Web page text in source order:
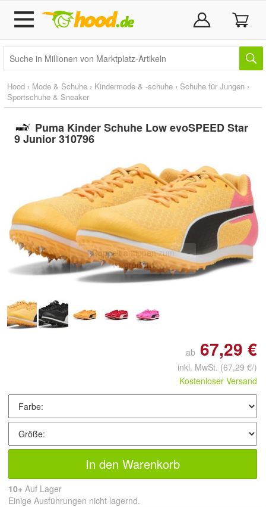
Hood › Mode & Schuhe › Kindermode & -schuhe › Schuhe für Jungen ›
Sportschuhe & Sneaker
Puma Kinder Schuhe Low evoSPEED Star
9 Junior 310796
Doppelt antippen zum
vergrößern
ab 67,29 €
inkl. MwSt. (67,29 €/)
Kostenloser Versand
In den Warenkorb
10+ Auf Lager
Einige Ausführungen nicht lagernd.